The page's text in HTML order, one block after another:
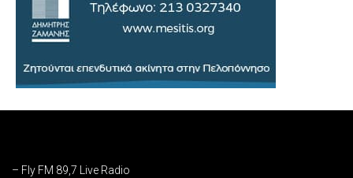
– Fly FM 89,7 Live Radio